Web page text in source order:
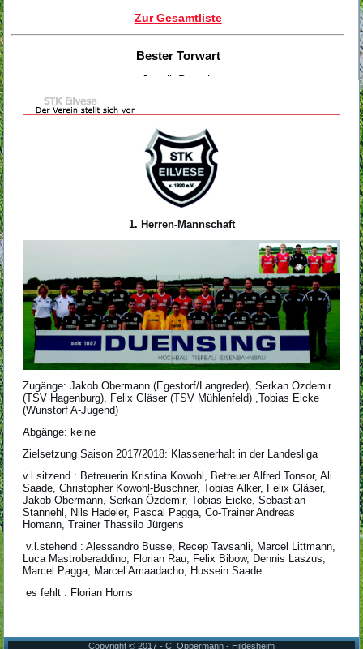
Zur Gesamtliste
Bester Torwart
Jannik Brosch
Fairste Mannschaft
TSV Poggenhagen
Danke an Alle
Zuschauern und Mannschaften für die tolle Unterstützung bei
der Stadtmeisterschaft 2017.
Stadtmeister 2017
STK Eilvese
Bester Torschütze
Bastian Schreiber
5 Treffer
Bester Torwart
Jannik Brosch
Fairste Mannschaft
TSV Poggenhagen
Danke an Alle
1. Herren-Mannschaft
Zugänge: Jakob Obermann (Egestorf/Langreder), Serkan Özdemir
(TSV Hagenburg), Felix Gläser (TSV Mühlenfeld) ,Tobias Eicke
(Wunstorf A-Jugend)
Abgänge: keine
Zielsetzung Saison 2017/2018: Klassenerhalt in der Landesliga
v.l.sitzend : Betreuerin Kristina Kowohl, Betreuer Alfred Tonsor, Ali
Saade, Christopher Kowohl-Buschner, Tobias Alker, Felix Gläser,
Jakob Obermann, Serkan Özdemir, Tobias Eicke, Sebastian
Stannehl, Nils Hadeler, Pascal Pagga, Co-Trainer Andreas
Homann, Trainer Thassilo Jürgens
v.l.stehend : Alessandro Busse, Recep Tavsanli, Marcel Littmann,
Luca Mastroberaddino, Florian Rau, Felix Bibow, Dennis Laszus,
Marcel Pagga, Marcel Amaadacho, Hussein Saade
es fehlt : Florian Horns
Copyright © 2017 - C. Oppermann - Hildesheim